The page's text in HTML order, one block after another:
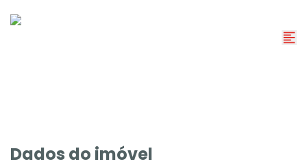
Dados do imóvel